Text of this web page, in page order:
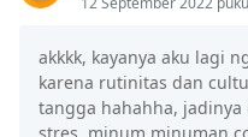
akkkk, kayanya aku lagi
karena rutinitas dan
tangga hahahha, jadinya